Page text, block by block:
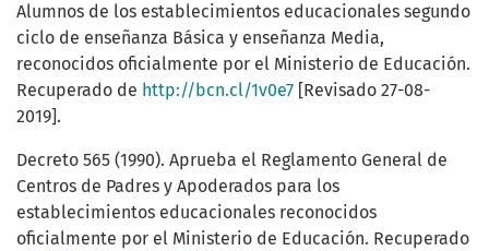
Alumnos de los establecimientos educacionales segundo
ciclo de enseñanza Básica y enseñanza Media,
reconocidos oficialmente por el Ministerio de Educación.
Recuperado de http://bcn.cl/1v0e7 [Revisado 27-08-
2019].
Decreto 565 (1990). Aprueba el Reglamento General de
Centros de Padres y Apoderados para los
establecimientos educacionales reconocidos
oficialmente por el Ministerio de Educación. Recuperado